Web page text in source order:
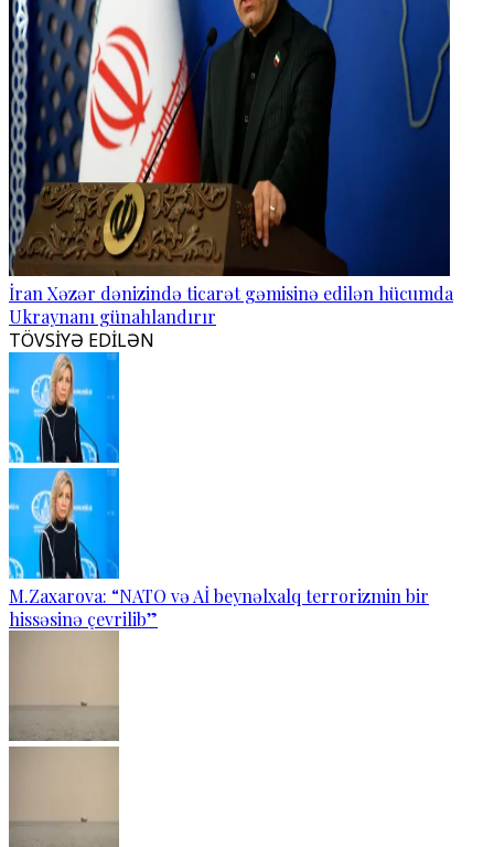
İran Xəzər dənizində ticarət gəmisinə edilən hücumda
Ukraynanı günahlandırır
TÖVSİYƏ EDİLƏN
M.Zaxarova: “NATO və Aİ beynəlxalq terrorizmin bir
hissəsinə çevrilib”